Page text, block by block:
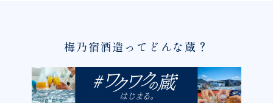
梅乃宿酒造ってどんな蔵？